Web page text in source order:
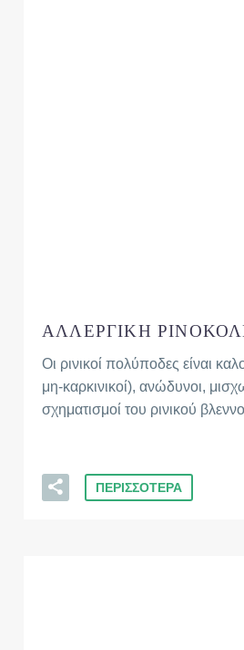
ΑΛΛΕΡΓΙΚΗ
Οι ρινικοί πολύποδες είναι
μη-καρκινικοί), ανώδυνοι,
σχηματισμοί του ρινικού
ΠΕΡΙΣΣΟΤΕΡΑ